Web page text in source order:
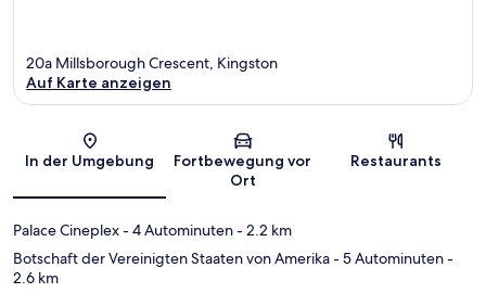
Karte
20a Millsborough Crescent, Kingston
Auf Karte anzeigen
In der Umgebung
Fortbewegung vor
Ort
Restaurants
Palace Cineplex- 4 Autominuten- 2.2 km
Botschaft der Vereinigten Staaten von Amerika- 5 Autominuten-
2.6 km